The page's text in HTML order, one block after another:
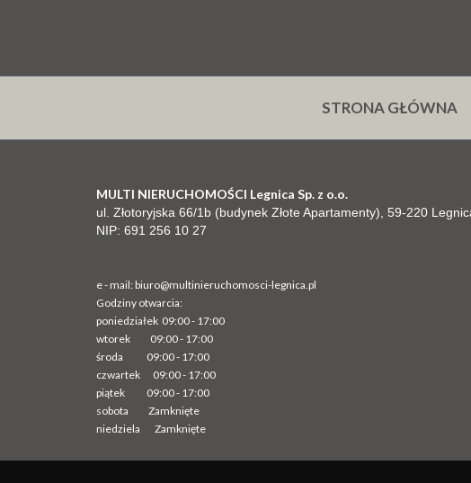
STRONA GŁÓWNA
MULTI NIERUCHOMOŚCI Legnica Sp. z o.o.
ul. Złotoryjska 66/1b (budynek Złote Apartamenty), 59-220
NIP: 691 256 10 27
e - mail:biuro@multinieruchomosci-legnica.pl
Godziny otwarcia:
poniedziałek 09:00 - 17:00
wtorek 09:00 - 17:00
środa 09:00 - 17:00
czwartek 09:00 - 17:00
piątek 09:00 - 17:00
sobota Zamknięte
niedziela Zamknięte